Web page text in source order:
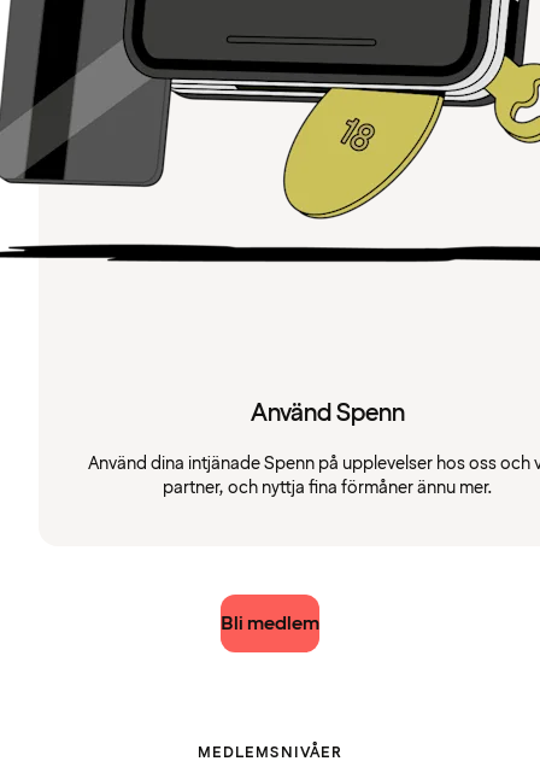
Använd Spenn
Använd dina intjänade Spenn på upplevelser hos oss och
partner, och nyttja fina förmåner ännu mer.
Bli medlem
MEDLEMSNIVÅER